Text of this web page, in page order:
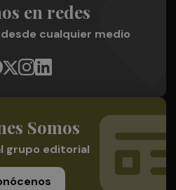
en redes
cualquier medio
Somos
grupo editorial